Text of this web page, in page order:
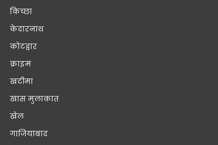
किच्छा
केदारनाथ
कोटद्वार
क्राइम
खटीमा
खास मुलाक़ात
खेल
गाजियाबाद